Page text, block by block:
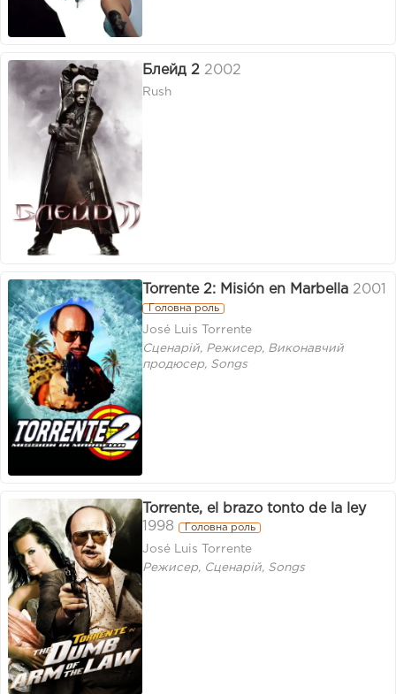
Блейд 2 2002
Rush
Torrente 2: Misión en Marbella 2001
Головна роль
José Luis Torrente
Сценарій, Режисер, Виконавчий
продюсер, Songs
Torrente, el brazo tonto de la ley
1998
Головна роль
José Luis Torrente
Режисер, Сценарій, Songs